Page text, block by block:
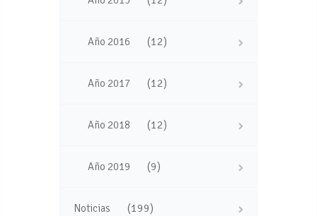
Año 2016 (12)
Año 2017 (12)
Año 2018 (12)
Año 2019 (9)
Noticias (199)